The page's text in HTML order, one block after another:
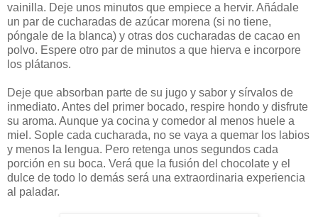
vainilla. Deje unos minutos que empiece a hervir. Añádale
un par de cucharadas de azúcar morena (si no tiene,
póngale de la blanca) y otras dos cucharadas de cacao en
polvo. Espere otro par de minutos a que hierva e incorpore
los plátanos.
Deje que absorban parte de su jugo y sabor y sírvalos de
inmediato. Antes del primer bocado, respire hondo y disfrute
su aroma. Aunque ya cocina y comedor al menos huele a
miel. Sople cada cucharada, no se vaya a quemar los labios
y menos la lengua. Pero retenga unos segundos cada
porción en su boca. Verá que la fusión del chocolate y el
dulce de todo lo demás será una extraordinaria experiencia
al paladar.